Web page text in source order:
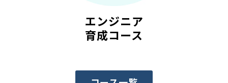
エンジニア
育成コース